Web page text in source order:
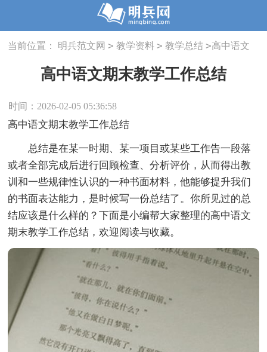
当前位置： 明兵范文网 > 教学资料 > 教学总结 >高中语文
期末教学工作总结
高中语文期末教学工作总结
时间：2026-02-05 05:36:58
高中语文期末教学工作总结
总结是在某一时期、某一项目或某些工作告一段落
或者全部完成后进行回顾检查、分析评价，从而得出教
训和一些规律性认识的一种书面材料，他能够提升我们
的书面表达能力，是时候写一份总结了。你所见过的总
结应该是什么样的？下面是小编帮大家整理的高中语文
期末教学工作总结，欢迎阅读与收藏。